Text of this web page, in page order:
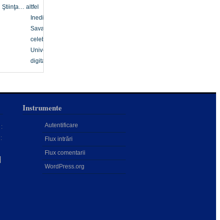
Ştiinţa… altfel
Inedit
Savanți
celebri
Univers
digital
:
:
Instrumente
Autentificare
Flux intrări
Flux comentarii
WordPress.org